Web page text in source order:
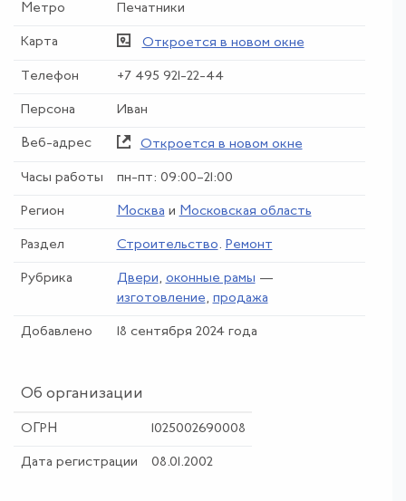
Метро Печатники
Карта Откроется в новом окне
Телефон +7 495 921-22-44
Персона Иван
Веб-адрес Откроется в новом окне
Часы работы пн-пт: 09:00–21:00
Регион Москва и Московская область
Раздел Строительство. Ремонт
Рубрика Двери, оконные рамы —
изготовление, продажа
Добавлено 18 сентября 2024 года
Об организации
ОГРН 1025002690008
Дата регистрации 08.01.2002